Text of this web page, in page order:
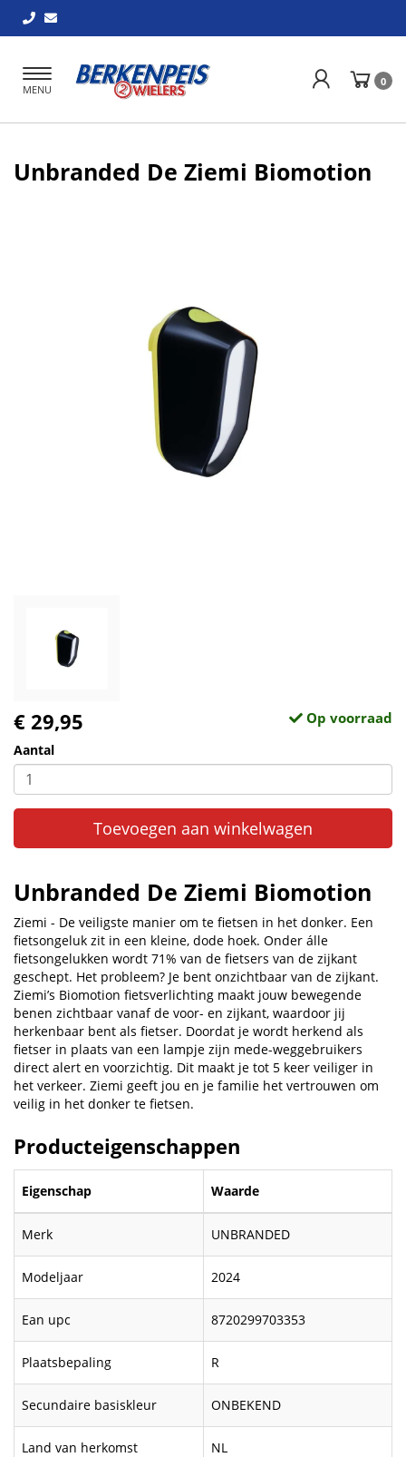
Toggle
navigation
MENU
0
Unbranded De Ziemi Biomotion
€ 29,95 Op voorraad
Aantal
Toevoegen aan winkelwagen
Unbranded De Ziemi Biomotion
Ziemi - De veiligste manier om te fietsen in het donker. Een
fietsongeluk zit in een kleine, dode hoek. Onder álle
fietsongelukken wordt 71% van de fietsers van de zijkant
geschept. Het probleem? Je bent onzichtbaar van de zijkant.
Ziemi’s Biomotion fietsverlichting maakt jouw bewegende
benen zichtbaar vanaf de voor- en zijkant, waardoor jij
herkenbaar bent als fietser. Doordat je wordt herkend als
fietser in plaats van een lampje zijn mede-weggebruikers
direct alert en voorzichtig. Dit maakt je tot 5 keer veiliger in
het verkeer. Ziemi geeft jou en je familie het vertrouwen om
veilig in het donker te fietsen.
Producteigenschappen
Eigenschap Waarde
Merk UNBRANDED
Modeljaar 2024
Ean upc 8720299703353
Plaatsbepaling R
Secundaire basiskleur ONBEKEND
Land van herkomst NL